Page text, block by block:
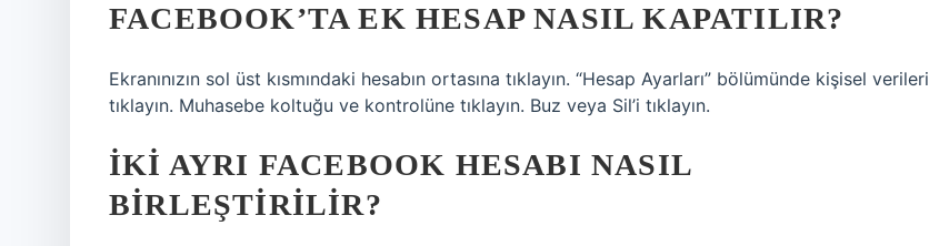
FACEBOOK’TA EK HESAP NASIL KAPATILIR?
Ekranınızın sol üst kısmındaki hesabın ortasına tıklayın. “Hesap Ayarları” bölümünde kişisel verileri
tıklayın. Muhasebe koltuğu ve kontrolüne tıklayın. Buz veya Sil’i tıklayın.
İKI AYRI FACEBOOK HESABI NASIL
BIRLEŞTIRILIR?